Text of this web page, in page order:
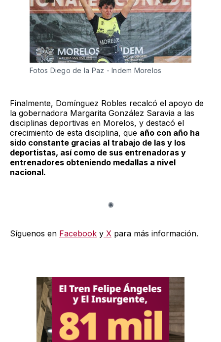
Fotos Diego de la Paz - Indem Morelos
Finalmente, Domínguez Robles recalcó el apoyo de
la gobernadora Margarita González Saravia a las
disciplinas deportivas en Morelos, y destacó el
crecimiento de esta disciplina, que año con año ha
sido constante gracias al trabajo de las y los
deportistas, así como de sus entrenadoras y
entrenadores obteniendo medallas a nivel
nacional.
Síguenos en Facebook y X para más información.